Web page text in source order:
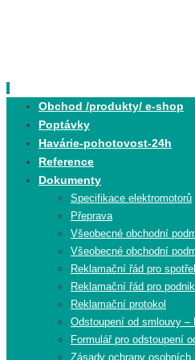
content
Obchod /produkty/ e-shop
Poptávky
Havárie-pohotovost-24h
Reference
Dokumenty
Specifikace elektromotorů
Přeprava
Všeobecné obchodní
Všeobecné obchodní
Reklamační řád pro
Reklamační řád pro
Reklamační protokol
Odstoupení od smlouvy –
Formulář pro odstoupení
Zásady ochrany osobních